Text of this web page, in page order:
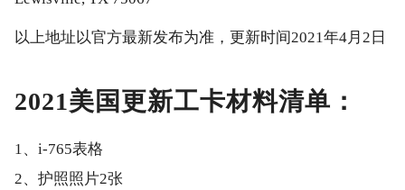
以上地址以官方最新发布为准，更新时间2021年4月2日
2021美国更新工卡材料清单：
1、i-765表格
2、护照照片2张